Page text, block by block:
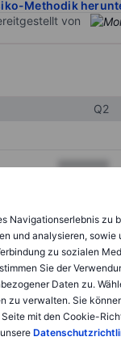
Navigationserlebnis zu
und analysieren, sowie
zu sozialen
Sie der
Daten zu.
zu verwalten. Sie
mit den Cookie-
Methodik
von
Q2
XXXXXXX
XXXXXXX
XXXXXXX
XXXXXXX